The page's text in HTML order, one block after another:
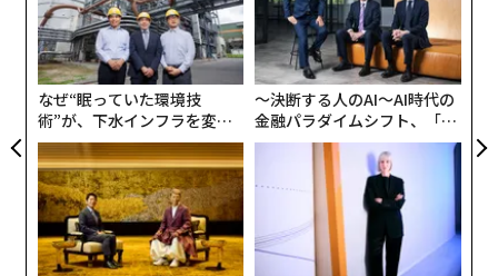
なぜ“眠っていた環境技
術”が、下水インフラを変え
たのか──産総研×月島JFE
アクアソリューションの10年
〜決断する人のAI〜AI時代の
金融パラダイムシフト、「超
個別化」の核心 【MUFG×ウ
ェルスナビ×PwC】